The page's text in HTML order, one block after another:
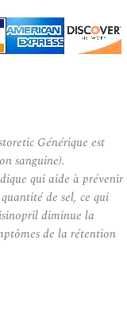
Générique est
sanguine).
qui aide à prévenir
de sel, ce qui
diminue la
de la rétention